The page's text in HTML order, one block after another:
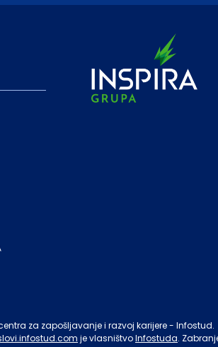
za zapošljavanje i razvoj karijere - Infostud.
je vlasništvoInfostuda.